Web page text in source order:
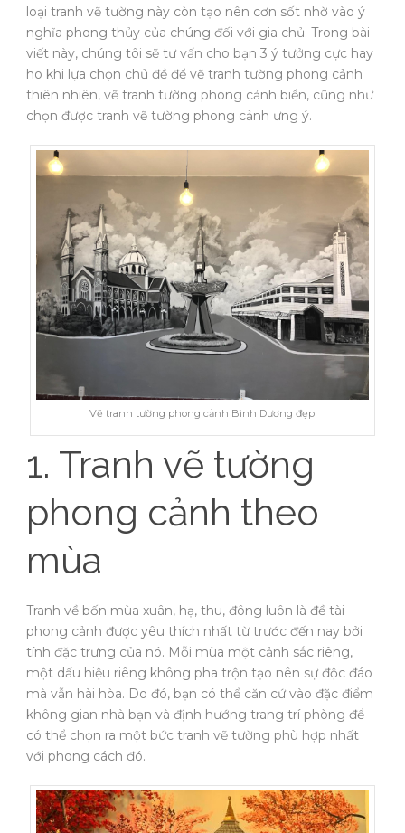
loại tranh vẽ tường này còn tạo nên cơn sốt nhờ vào ý
nghĩa phong thủy của chúng đối với gia chủ. Trong bài
viết này, chúng tôi sẽ tư vấn cho bạn 3 ý tưởng cực hay
ho khi lựa chọn chủ đề để vẽ tranh tường phong cảnh
thiên nhiên, vẽ tranh tường phong cảnh biển, cũng như
chọn được tranh vẽ tường phong cảnh ưng ý.
Vẽ tranh tường phong cảnh Bình Dương đẹp
1. Tranh vẽ tường
phong cảnh theo
mùa
Tranh về bốn mùa xuân, hạ, thu, đông luôn là đề tài
phong cảnh được yêu thích nhất từ trước đến nay bởi
tính đặc trưng của nó. Mỗi mùa một cảnh sắc riêng,
một dấu hiệu riêng không pha trộn tạo nên sự độc đáo
mà vẫn hài hòa. Do đó, bạn có thể căn cứ vào đặc điểm
không gian nhà bạn và định hướng trang trí phòng để
có thể chọn ra một bức tranh vẽ tường phù hợp nhất
với phong cách đó.